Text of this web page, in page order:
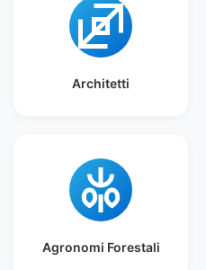
Architetti
Agronomi Forestali